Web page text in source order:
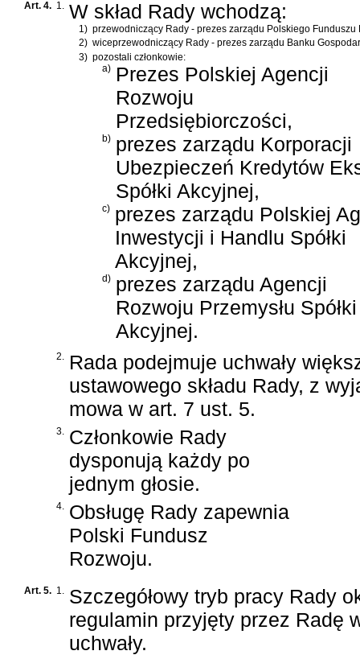
Art. 4. 1. W skład Rady wchodzą:
1) przewodniczący Rady - prezes zarządu Polskiego Funduszu
2) wiceprzewodniczący Rady - prezes zarządu Banku
3) pozostali członkowie:
a) Prezes Polskiej Agencji
Rozwoju
Przedsiębiorczości,
b) prezes zarządu Korporacji
Ubezpieczeń Kredytów
Spółki Akcyjnej,
c) prezes zarządu Polskiej
Inwestycji i Handlu Spółki
Akcyjnej,
d) prezes zarządu Agencji
Rozwoju Przemysłu Spółki
Akcyjnej.
2.
Rada podejmuje uchwały
ustawowego składu Rady, z
mowa w art. 7 ust. 5.
3.
Członkowie Rady
dysponują każdy po
jednym głosie.
4.
Obsługę Rady zapewnia
Polski Fundusz
Rozwoju.
Art. 5. 1.
Szczegółowy tryb pracy Rady
regulamin przyjęty przez Radę
uchwały.